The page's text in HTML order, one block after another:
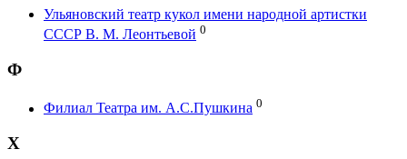
Ульяновский театр кукол имени народной артистки
СССР В. М. Леонтьевой 0
Ф
Филиал Театра им. А.С.Пушкина 0
Х